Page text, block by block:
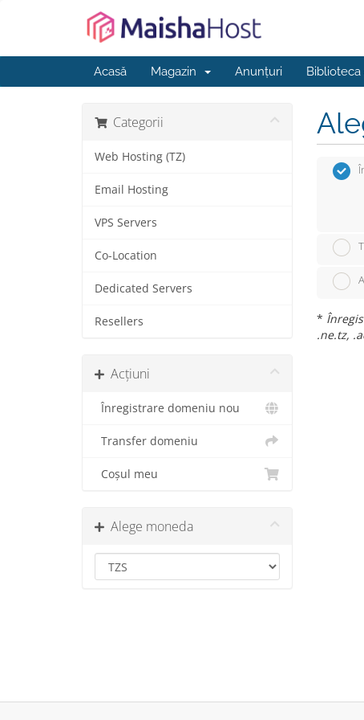
Acasă Magazin Anunțuri
Categorii
Web Hosting (TZ)
Email Hosting
VPS Servers
Co-Location
Dedicated Servers
Resellers
Acțiuni
Înregistrare domeniu nou
Transfer domeniu
Coșul meu
Alege moneda
*
.ne.tz,